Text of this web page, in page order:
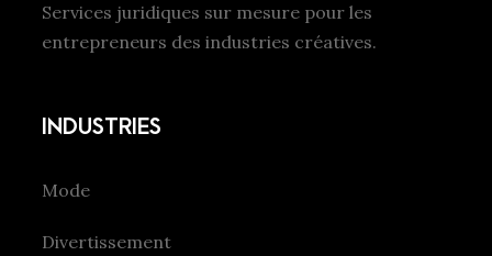
Services juridiques sur mesure pour les
entrepreneurs des industries créatives.
INDUSTRIES
Mode
Divertissement